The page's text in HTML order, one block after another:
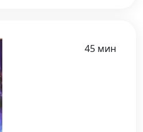
45 мин